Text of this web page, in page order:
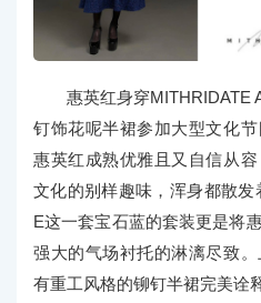
惠英红身穿MITHRIDATE
钉饰花呢半裙参加大型文化
惠英红成熟优雅且又自信从
文化的别样趣味，浑身都散
E这一套宝石蓝的套装更是将
强大的气场衬托的淋漓尽致
有重工风格的铆钉半裙完美诠